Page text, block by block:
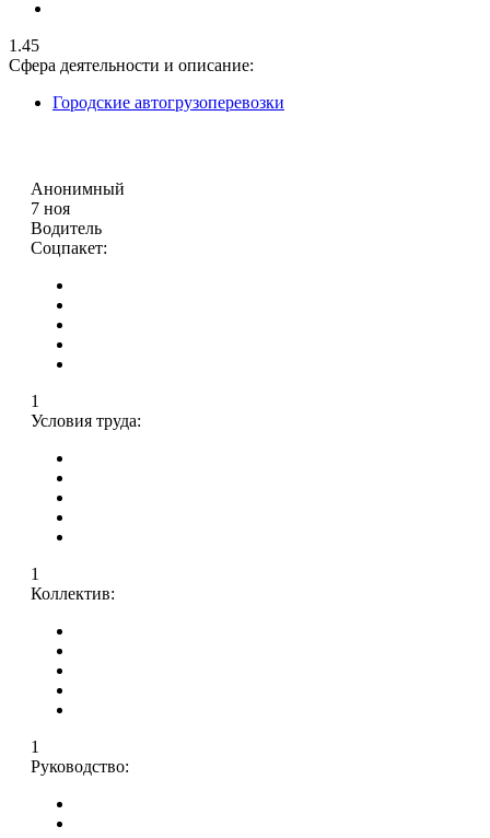
1.45
Сфера деятельности и описание:
Городские автогрузоперевозки
Анонимный
7 ноя
Водитель
Соцпакет:
1
Условия труда:
1
Коллектив:
1
Руководство: